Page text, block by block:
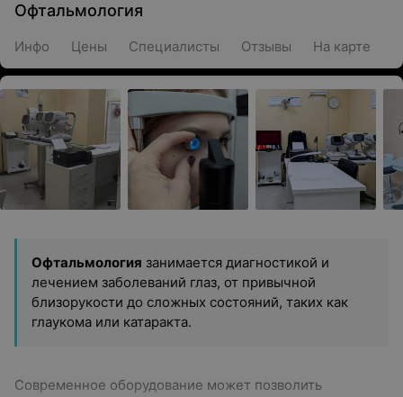
Офтальмология
Инфо Цены Специалисты Отзывы На карте
Офтальмология занимается диагностикой и
лечением заболеваний глаз, от привычной
близорукости до сложных состояний, таких как
глаукома или катаракта.
Современное оборудование может позволить